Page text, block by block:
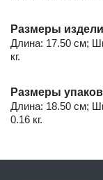
Размеры
Длина: 17.50 см;
кг.
Размеры
Длина: 18.50 см;
0.16 кг.